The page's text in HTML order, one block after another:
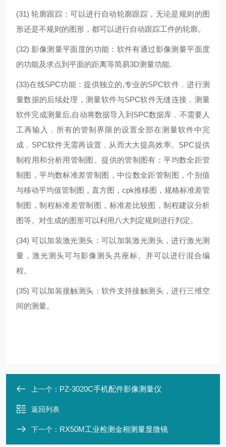
(31) 轮廓跟踪：可以进行自动轮廓跟踪，无论是规则的图
形还是不规则的图形，都可以进行自动跟踪工件的轮廓。
(32) 影像测量平面度的功能：软件有通过影像测量平面度
的功能及求点到平面的距离等简易3D测量功能.
(33)在线SPC功能：提供独立的,专业的SPC软件﹐进行测
量数据的后续处理，测量软件与SPC软件无缝连接﹐测量
软件完成测量后,自动将数据导入到SPC数据库﹐不需要人
工再输入﹐所有的管制界限的设置全部在测量软件中完
成﹐SPC软件无需再设置﹐从而大大提高效率。SPC提供
制程用和分析用管制图。提供的管制图有：平均数全距管
制图，平均数标准差管制图，中位数全距管制图，个别值
与移动平均值管制图，直方图，cpk推移图，规格标准差管
制图，制程标准差管制图，标准差比较图，制程建议分析
图等。对生成的图形可以利用八大判定规则进行判定。
(34) 可以加装激光测头：可以加装激光测头，进行激光测
量，激光测头可与影像测头共座标。并可以进行混合编
程。
(35) 可以加装接触测头：软件支持接触测头，进行三维空
间的测量。
上一个： PZ-3020C手机配件影像测量仪
返回列表
下一个： RX50M工业检测金相测量显微镜